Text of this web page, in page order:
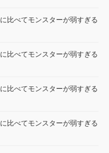
比べてモンスターが弱すぎる
比べてモンスターが弱すぎる
比べてモンスターが弱すぎる
比べてモンスターが弱すぎる